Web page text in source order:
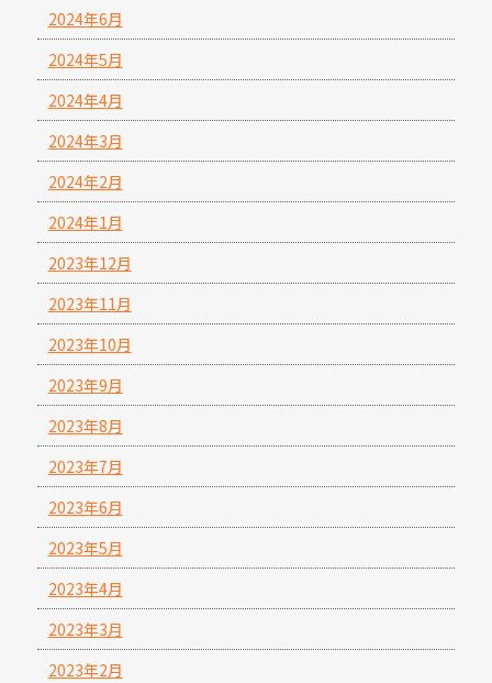
2024年6月
2024年5月
2024年4月
2024年3月
2024年2月
2024年1月
2023年12月
2023年11月
2023年10月
2023年9月
2023年8月
2023年7月
2023年6月
2023年5月
2023年4月
2023年3月
2023年2月